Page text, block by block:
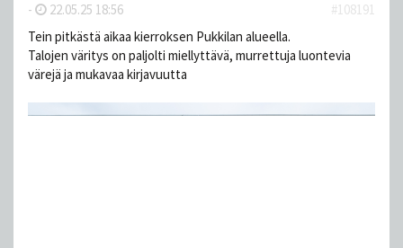
- 22.05.25 18:56
#108191
Tein pitkästä aikaa kierroksen Pukkilan alueella.
Talojen väritys on paljolti miellyttävä, murrettuja luontevia
värejä ja mukavaa kirjavuutta